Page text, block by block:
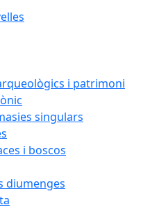
i patrimoni
singulars
i boscos
diumenges